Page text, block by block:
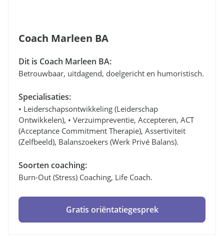
Coach Marleen BA
Dit is Coach Marleen BA:
Betrouwbaar, uitdagend, doelgericht en humoristisch.
Specialisaties:
• Leiderschapsontwikkeling (leiderschap
Ontwikkelen), • Verzuimpreventie, Accepteren, ACT
(Acceptance Commitment Therapie), Assertiviteit
(zelfbeeld), Balanszoekers (werk Privé Balans).
Soorten coaching:
Burn-Out (stress) Coaching, Life Coach.
Gratis oriëntatiegesprek